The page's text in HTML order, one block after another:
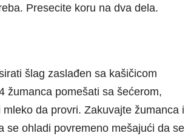
Presecite koru na dva dela.
šlag zaslađen sa kašičicom
žumanca pomešati sa šećerom,
da provri. Zakuvajte žumanca i
se ohladi povremeno mešajući da se